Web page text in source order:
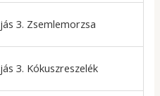
3. Zsemlemorzsa
3. Kókuszreszelék